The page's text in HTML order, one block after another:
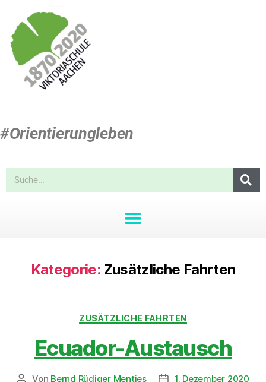
#Orientierungleben
Kategorie: Zusätzliche Fahrten
ZUSÄTZLICHE FAHRTEN
Ecuador-Austausch
Von Bernd Rüdiger Mentjes 1. Dezember 2020